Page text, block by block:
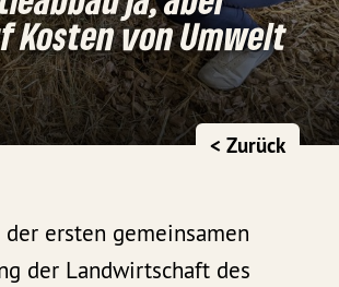
Kosten von Umwelt
< Zurück
der ersten gemeinsamen
der Landwirtschaft des